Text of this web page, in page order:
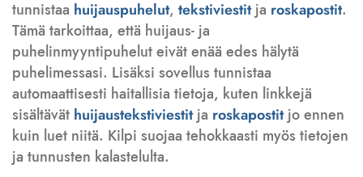
tunnistaa huijauspuhelut, tekstiviestitja roskapostit.
Tämä tarkoittaa, että huijaus- ja
puhelinmyyntipuhelut eivät enää edes hälytä
puhelimessasi. Lisäksi sovellus tunnistaa
automaattisesti haitallisia tietoja, kuten linkkejä
sisältävät huijaustekstiviestitja roskapostitjo ennen
kuin luet niitä. Kilpi suojaa tehokkaasti myös tietojen
ja tunnusten kalastelulta.